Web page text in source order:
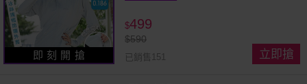
即 刻 開 搶
$499
$590
已銷售151 立即搶